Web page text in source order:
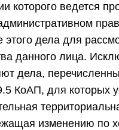
которого ведется
этого дела для
данного лица.
дела,
КоАП, для которых
изменению по